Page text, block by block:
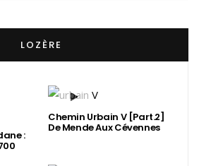
LOZÈRE
:
Chemin Urbain V [Part.2]
De Mende Aux Cévennes